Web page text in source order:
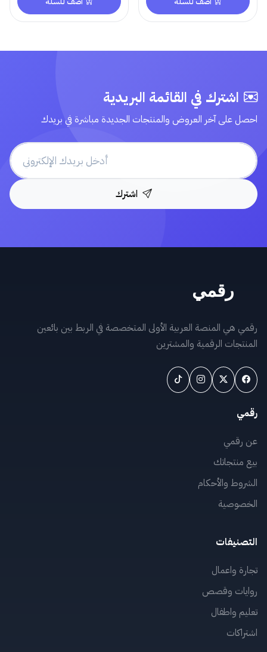
اشترك في القائمة البريدية
احصل على آخر العروض والمنتجات الجديدة مباشرة في بريدك
اشترك
رقمي هي المنصة العربية الأولى المتخصصة في الربط بين بائعين
المنتجات الرقمية والمشترين
رقمي
عن رقمي
بيع منتجاتك
الشروط والأحكام
الخصوصية
التصنيفات
تجارة واعمال
روايات وقصص
تعليم واطفال
اشتراكات